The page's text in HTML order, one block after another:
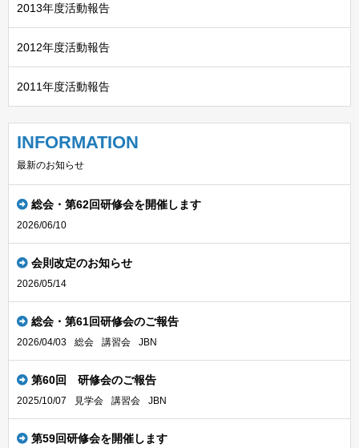
2013年度活動報告
2012年度活動報告
2011年度活動報告
INFORMATION
最新のお知らせ
総会・第62回研修会を開催します
2026/06/10
会則改定のお知らせ
2026/05/14
総会・第61回研修会のご報告
2026/04/03 総会 講習会 JBN
第60回 研修会のご報告
2025/10/07 見学会 講習会 JBN
第59回研修会を開催します